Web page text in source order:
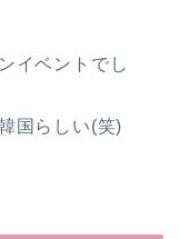
イベントでし
国らしい(笑)